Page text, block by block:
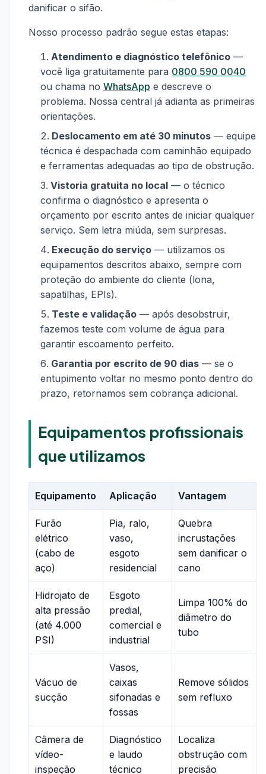
danificar o sifão.
Nosso processo padrão segue estas etapas:
Atendimento e diagnóstico telefônico —
você liga gratuitamente para 0800 590 0040
ou chama no WhatsApp e descreve o
problema. Nossa central já adianta as primeiras
orientações.
Deslocamento em até 30 minutos — equipe
técnica é despachada com caminhão equipado
e ferramentas adequadas ao tipo de obstrução.
Vistoria gratuita no local — o técnico
confirma o diagnóstico e apresenta o
orçamento por escrito antes de iniciar qualquer
serviço. Sem letra miúda, sem surpresas.
Execução do serviço — utilizamos os
equipamentos descritos abaixo, sempre com
proteção do ambiente do cliente (lona,
sapatilhas, EPIs).
Teste e validação — após desobstruir,
fazemos teste com volume de água para
garantir escoamento perfeito.
Garantia por escrito de 90 dias — se o
entupimento voltar no mesmo ponto dentro do
prazo, retornamos sem cobrança adicional.
Equipamentos profissionais
que utilizamos
Equipamento Aplicação Vantagem
Furão
elétrico
(cabo de
aço)
Pia, ralo,
vaso,
esgoto
residencial
Quebra
incrustações
sem danificar o
cano
Hidrojato de
alta pressão
(até 4.000
PSI)
Esgoto
predial,
comercial e
industrial
Limpa 100% do
diâmetro do
tubo
Vácuo de
sucção
Vasos,
caixas
sifonadas e
fossas
Remove sólidos
sem refluxo
Câmera de
vídeo-
inspeção
Diagnóstico
e laudo
técnico
Localiza
obstrução com
precisão